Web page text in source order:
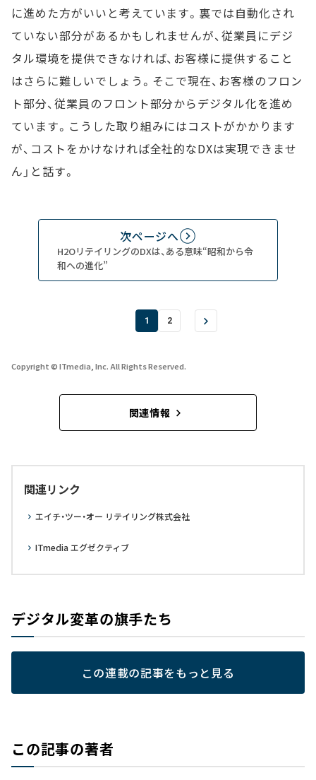
に進めた方がいいと考えています。裏では自動化され
ていない部分があるかもしれませんが、従業員にデジ
タル環境を提供できなければ、お客様に提供すること
はさらに難しいでしょう。そこで現在、お客様のフロン
ト部分、従業員のフロント部分からデジタル化を進め
ています。こうした取り組みにはコストがかかります
が、コストをかけなければ全社的なDXは実現できませ
ん」と話す。
次ページへ
H2OリテイリングのDXは、ある意味“昭和から令
和への進化”
1 2
Copyright © ITmedia, Inc. All Rights Reserved.
関連情報
関連リンク
エイチ・ツー・オー リテイリング株式会社
ITmedia エグゼクティブ
デジタル変革の旗手たち
この連載の記事をもっと見る
この記事の著者